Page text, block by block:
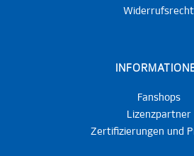
Widerrufsrecht
Fanshops
Lizenzpartner
Zertifizierungen und